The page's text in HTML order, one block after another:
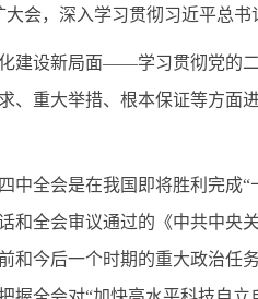
会，深入学习贯彻习近平总
建设新局面——学习贯彻党的
重大举措、根本保证等方面
中全会是在我国即将胜利完成
全会审议通过的《中共中
今后一个时期的重大政治